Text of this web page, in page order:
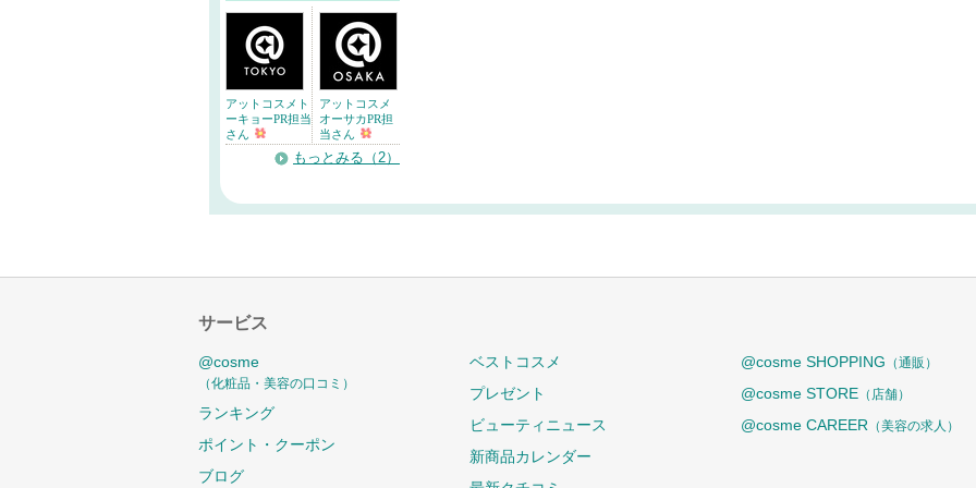
アットコスメト
ーキョーPR担当
さん
アットコスメ
オーサカPR担
当さん
もっとみる（2）
サービス
@cosme
（化粧品・美容の口コミ）
ランキング
ポイント・クーポン
ブログ
ベストコスメ
プレゼント
ビューティニュース
新商品カレンダー
@cosme SHOPPING （通販）
@cosme STORE （店舗）
@cosme CAREER （美容の求人）